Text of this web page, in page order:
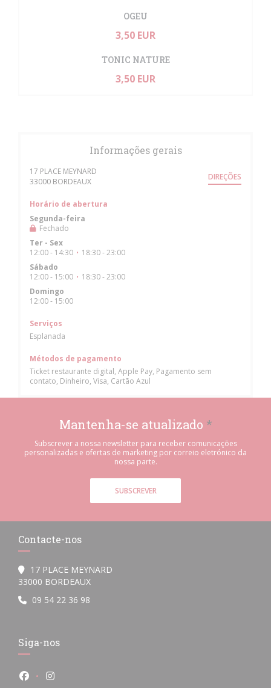
OGEU
3,50 EUR
TONIC NATURE
3,50 EUR
Informações gerais
17 PLACE MEYNARD
33000 BORDEAUX((abre numa nova janela)) DIREÇÕES
Horário de abertura
Segunda-feira
Fechado
Ter - Sex
12:00 - 14:30 • 18:30 - 23:00
Sábado
12:00 - 15:00 • 18:30 - 23:00
Domingo
12:00 - 15:00
Serviços
Esplanada
Métodos de pagamento
Ticket restaurante digital, Apple Pay, Pagamento sem
contato, Dinheiro, Visa, Cartão Azul
Mantenha-se atualizado *
Subscrever a nossa newsletter para receber comunicações
personalizadas e ofertas de marketing por correio eletrónico da
nossa parte.
SUBSCREVER
Contacte-nos
17 PLACE MEYNARD
33000 BORDEAUX((abre numa nova janela))
09 54 22 36 98
Siga-nos
Facebook ((abre numa nova janela))
Instagram ((abre numa nova janela))